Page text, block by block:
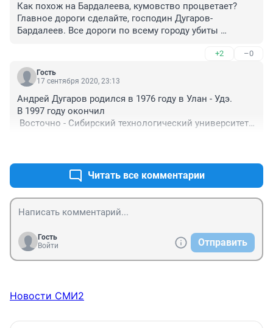
Как похож на Бардалеева, кумовство процветает?
Главное дороги сделайте, господин Дугаров-
Бардалеев. Все дороги по всему городу убиты
+2 –0
Гость
17 сентября 2020, 23:13
Андрей Дугаров родился в 1976 году в Улан - Удэ.
В 1997 году окончил
Восточно - Сибирский технологический университет
года возглавил управление дорожного строительства
городской администрации. За четыре месяца работы
на этом посту отметился резкой критикой в адрес
подрядчиков, которые выполняли дорожные работы
по муниципальным контрактам.
Читать все комментарии
Гость
Войти
Отправить
Новости СМИ2